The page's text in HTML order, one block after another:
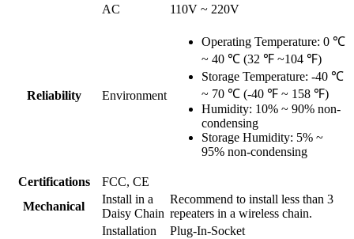
AC
110V ~ 220V
Reliability Environment
Operating Temperature: 0 ℃
~ 40 ℃ (32 ℉ ~104 ℉)
Storage Temperature: -40 ℃
~ 70 ℃ (-40 ℉ ~ 158 ℉)
Humidity: 10% ~ 90% non-
condensing
Storage Humidity: 5% ~
95% non-condensing
Certifications
FCC, CE
Mechanical
Install in a
Daisy Chain
Recommend to install less than 3
repeaters in a wireless chain.
Installation
Plug-In-Socket